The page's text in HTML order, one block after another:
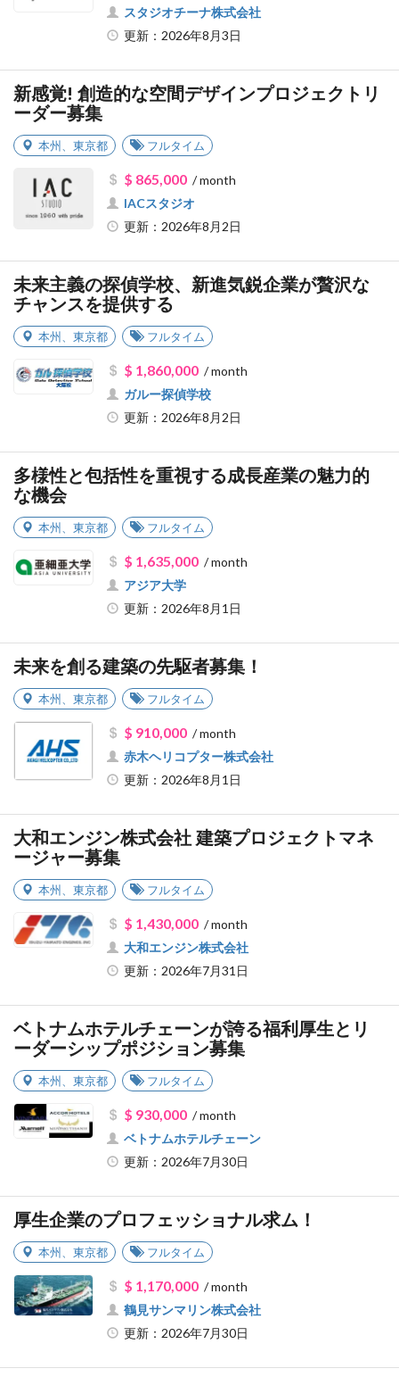
スタジオチーナ株式会社
更新：2026年8月3日
新感覚! 創造的な空間デザインプロジェクトリ
ーダー募集
本州 東京都 フルタイム
$ 865,000/ month
IACスタジオ
更新：2026年8月2日
未来主義の探偵学校、新進気鋭企業が贅沢な
チャンスを提供する
本州 東京都 フルタイム
$ 1,860,000/ month
ガルー探偵学校
更新：2026年8月2日
多様性と包括性を重視する成長産業の魅力的
な機会
本州 東京都 フルタイム
$ 1,635,000/ month
アジア大学
更新：2026年8月1日
未来を創る建築の先駆者募集！
本州 東京都 フルタイム
$ 910,000/ month
赤木ヘリコプター株式会社
更新：2026年8月1日
大和エンジン株式会社 建築プロジェクトマネ
ージャー募集
本州 東京都 フルタイム
$ 1,430,000/ month
大和エンジン株式会社
更新：2026年7月31日
ベトナムホテルチェーンが誇る福利厚生とリ
ーダーシップポジション募集
本州 東京都 フルタイム
$ 930,000/ month
ベトナムホテルチェーン
更新：2026年7月30日
厚生企業のプロフェッショナル求ム！
本州 東京都 フルタイム
$ 1,170,000/ month
鶴見サンマリン株式会社
更新：2026年7月30日